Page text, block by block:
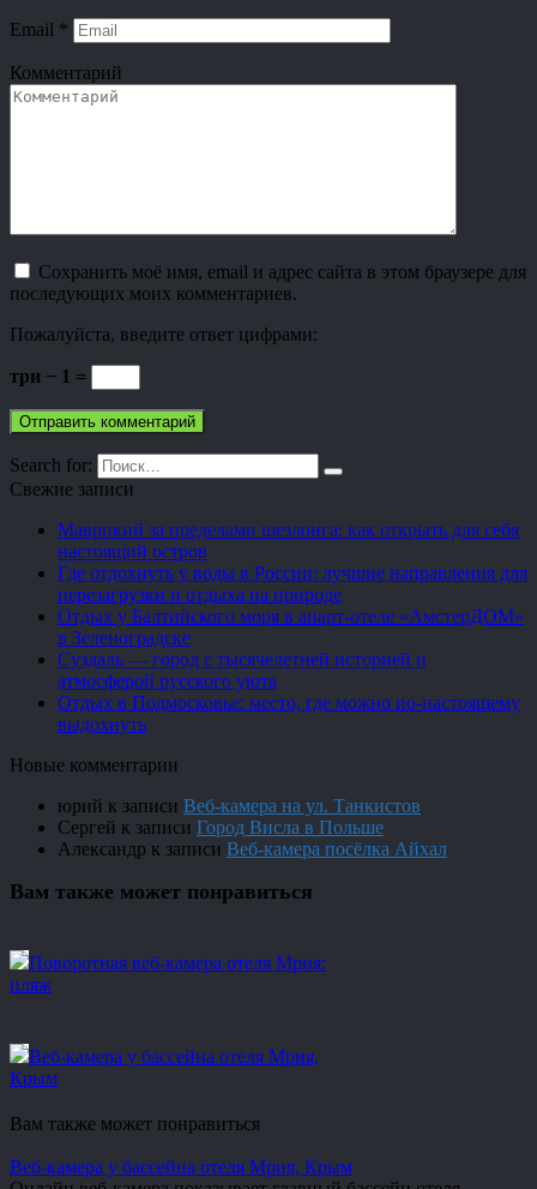
Email *
Комментарий
Сохранить моё имя, email и адрес сайта в этом браузере для
последующих моих комментариев.
Пожалуйста, введите ответ цифрами:
три − 1 =
Search for:
Свежие записи
Маврикий за пределами шезлонга: как открыть для себя
настоящий остров
Где отдохнуть у воды в России: лучшие направления для
перезагрузки и отдыха на природе
Отдых у Балтийского моря в апарт-отеле «АмстерДОМ»
в Зеленоградске
Суздаль — город с тысячелетней историей и
атмосферой русского уюта
Отдых в Подмосковье: место, где можно по-настоящему
выдохнуть
Новые комментарии
юрий к записи Веб-камера на ул. Танкистов
Сергей к записи Город Висла в Польше
Александр к записи Веб-камера посёлка Айхал
Вам также может понравиться
Поворотная веб-камера отеля Мрия:
пляж
Веб-камера у бассейна отеля Мрия,
Крым
Вам также может понравиться
Веб-камера у бассейна отеля Мрия, Крым